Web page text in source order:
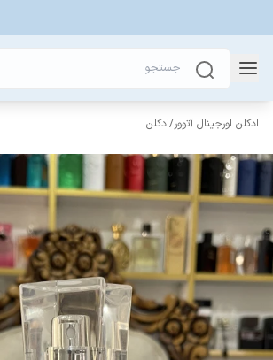
ادکلن اورجینال آتوور/ادکلن